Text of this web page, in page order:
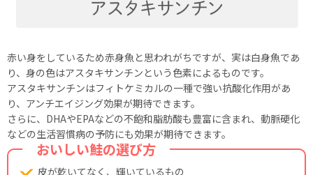
赤い身をしているため赤身魚と思われがちですが、実は白身魚であ
り、身の色はアスタキサンチンという色素によるものです。
アスタキサンチンはフィトケミカルの一種で強い抗酸化作用があ
り、アンチエイジング効果が期待できます。
さらに、DHAやEPAなどの不飽和脂肪酸も豊富に含まれ、動脈硬化
などの生活習慣病の予防にも効果が期待できます。
おいしい鮭の選び方
皮が乾いてなく、輝いているもの